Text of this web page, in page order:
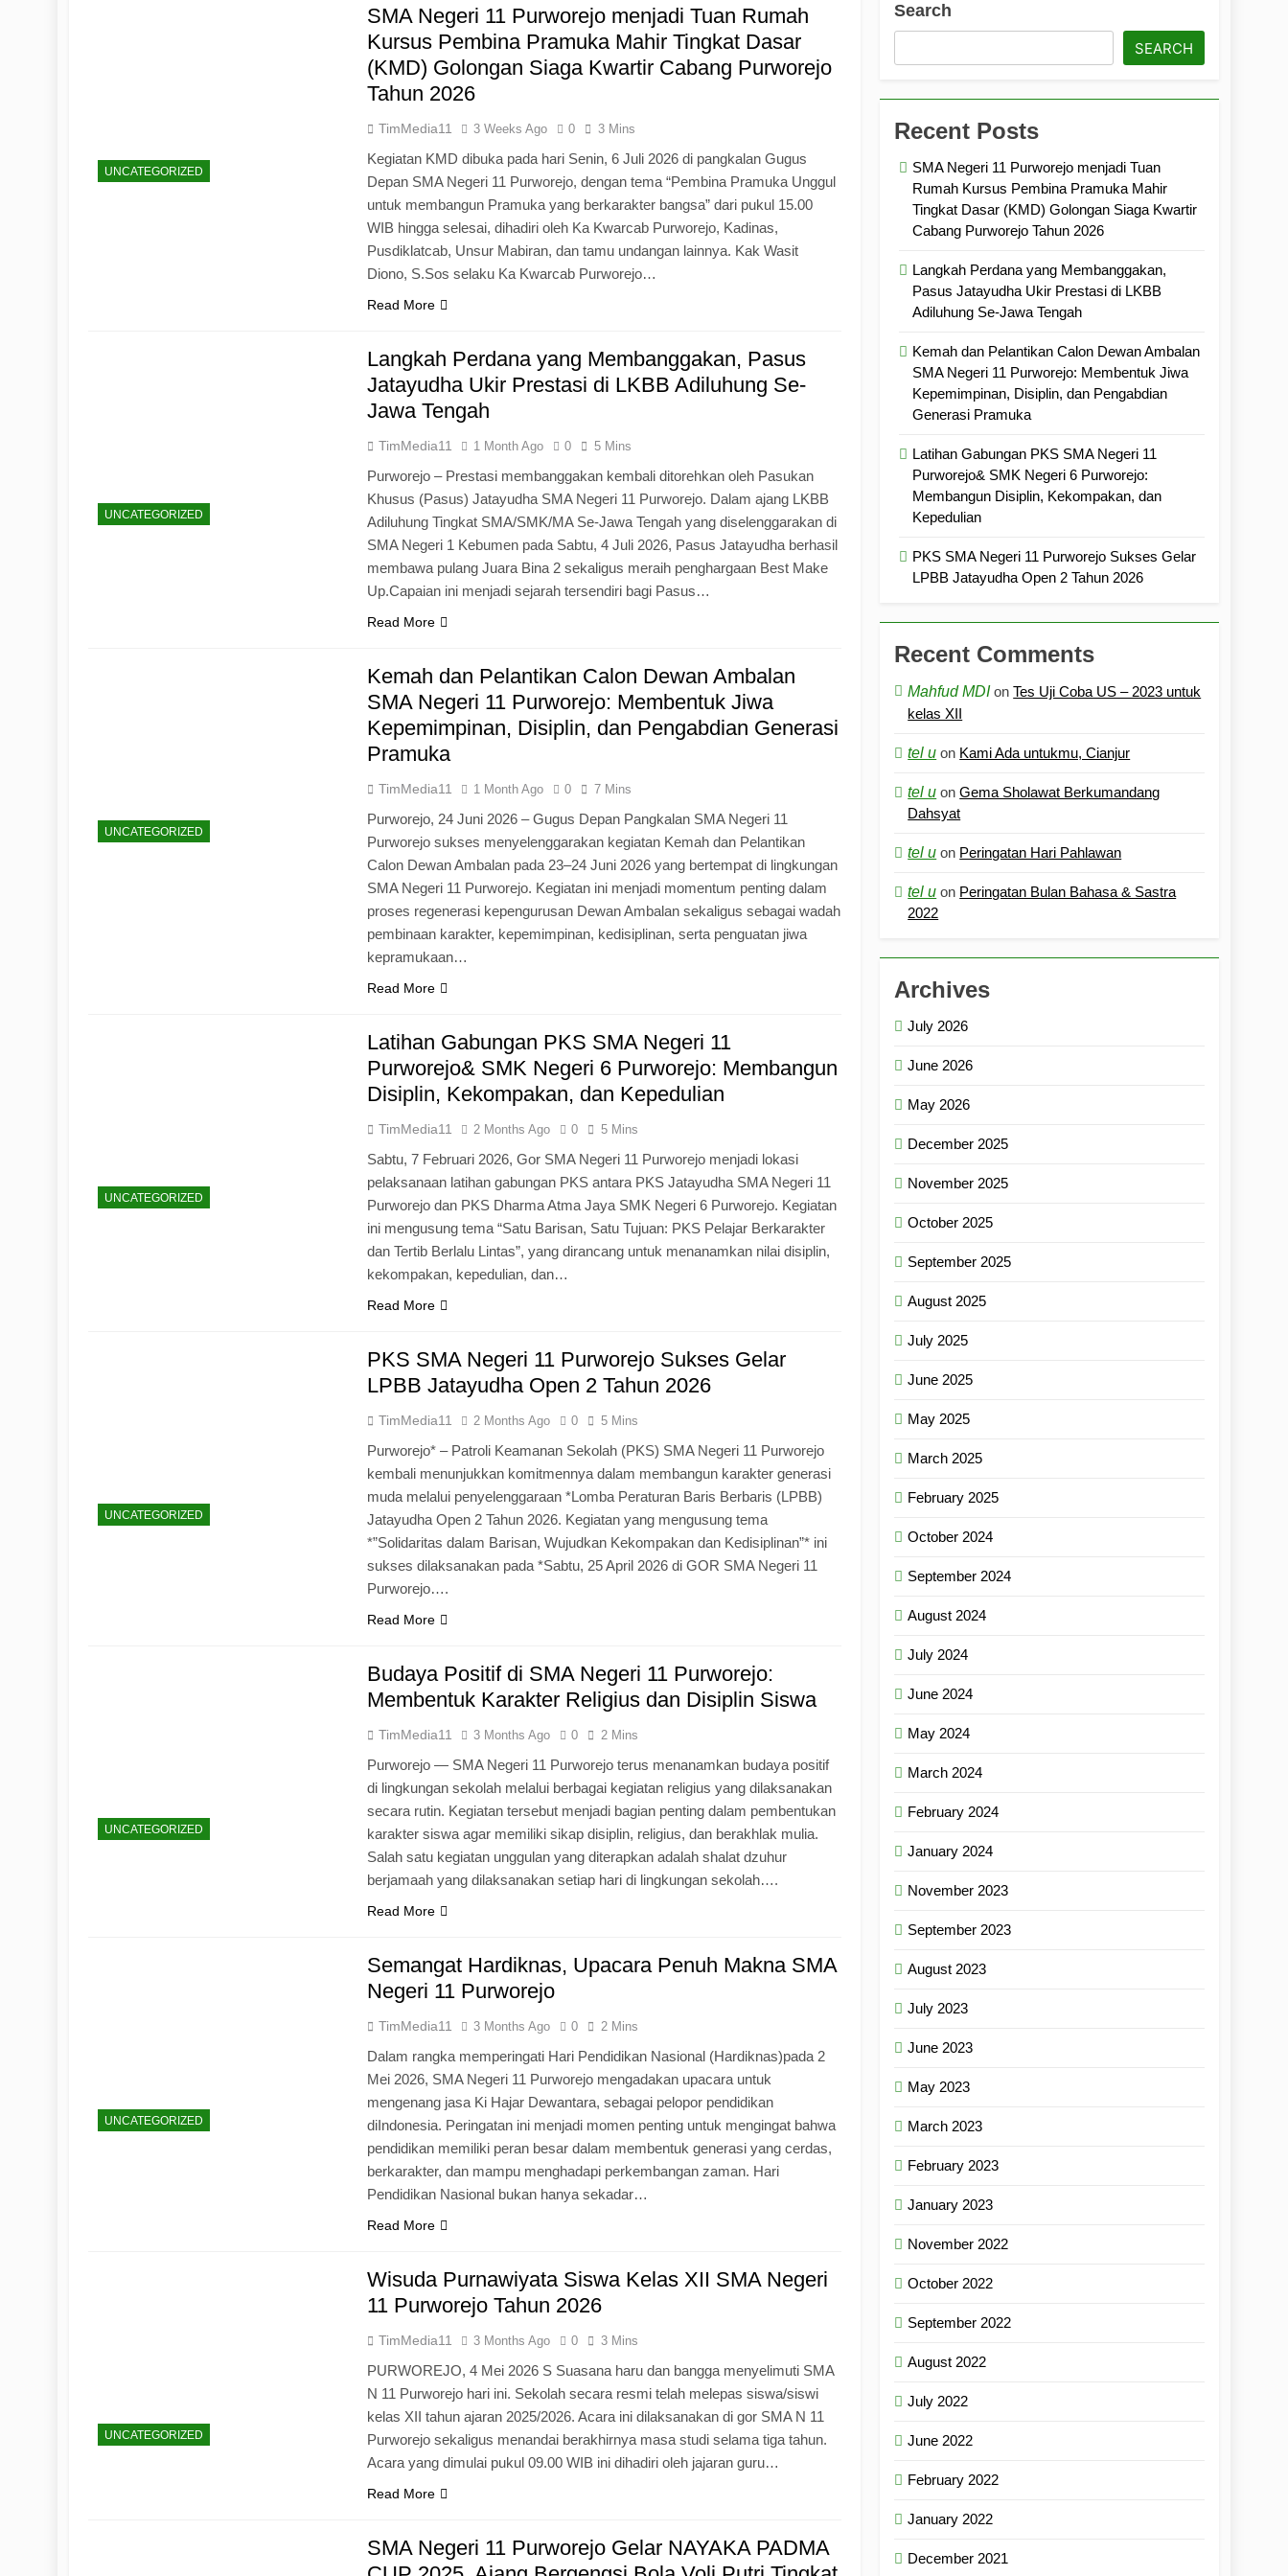
Pengabdian Generasi Pramuka
UNCATEGORIZED
SMA Negeri 11 Purworejo menjadi Tuan Rumah
Kursus Pembina Pramuka Mahir Tingkat Dasar
(KMD) Golongan Siaga Kwartir Cabang Purworejo
Tahun 2026
TimMedia11 3 Weeks Ago 0 3 Mins
Kegiatan KMD dibuka pada hari Senin, 6 Juli 2026 di pangkalan Gugus
Depan SMA Negeri 11 Purworejo, dengan tema “Pembina Pramuka Unggul
untuk membangun Pramuka yang berkarakter bangsa” dari pukul 15.00
WIB hingga selesai, dihadiri oleh Ka Kwarcab Purworejo, Kadinas,
Pusdiklatcab, Unsur Mabiran, dan tamu undangan lainnya. Kak Wasit
Diono, S.Sos selaku Ka Kwarcab Purworejo…
Read More
UNCATEGORIZED
Langkah Perdana yang Membanggakan, Pasus
Jatayudha Ukir Prestasi di LKBB Adiluhung Se-
Jawa Tengah
TimMedia11 1 Month Ago 0 5 Mins
Purworejo – Prestasi membanggakan kembali ditorehkan oleh Pasukan
Khusus (Pasus) Jatayudha SMA Negeri 11 Purworejo. Dalam ajang LKBB
Adiluhung Tingkat SMA/SMK/MA Se-Jawa Tengah yang diselenggarakan di
SMA Negeri 1 Kebumen pada Sabtu, 4 Juli 2026, Pasus Jatayudha berhasil
membawa pulang Juara Bina 2 sekaligus meraih penghargaan Best Make
Up.Capaian ini menjadi sejarah tersendiri bagi Pasus…
Read More
UNCATEGORIZED
Kemah dan Pelantikan Calon Dewan Ambalan
SMA Negeri 11 Purworejo: Membentuk Jiwa
Kepemimpinan, Disiplin, dan Pengabdian Generasi
Pramuka
TimMedia11 1 Month Ago 0 7 Mins
Purworejo, 24 Juni 2026 – Gugus Depan Pangkalan SMA Negeri 11
Purworejo sukses menyelenggarakan kegiatan Kemah dan Pelantikan
Calon Dewan Ambalan pada 23–24 Juni 2026 yang bertempat di lingkungan
SMA Negeri 11 Purworejo. Kegiatan ini menjadi momentum penting dalam
proses regenerasi kepengurusan Dewan Ambalan sekaligus sebagai wadah
pembinaan karakter, kepemimpinan, kedisiplinan, serta penguatan jiwa
kepramukaan…
Read More
UNCATEGORIZED
Latihan Gabungan PKS SMA Negeri 11
Purworejo& SMK Negeri 6 Purworejo: Membangun
Disiplin, Kekompakan, dan Kepedulian
TimMedia11 2 Months Ago 0 5 Mins
Sabtu, 7 Februari 2026, Gor SMA Negeri 11 Purworejo menjadi lokasi
pelaksanaan latihan gabungan PKS antara PKS Jatayudha SMA Negeri 11
Purworejo dan PKS Dharma Atma Jaya SMK Negeri 6 Purworejo. Kegiatan
ini mengusung tema “Satu Barisan, Satu Tujuan: PKS Pelajar Berkarakter
dan Tertib Berlalu Lintas”, yang dirancang untuk menanamkan nilai disiplin,
kekompakan, kepedulian, dan…
Read More
UNCATEGORIZED
PKS SMA Negeri 11 Purworejo Sukses Gelar
LPBB Jatayudha Open 2 Tahun 2026
TimMedia11 2 Months Ago 0 5 Mins
Purworejo* – Patroli Keamanan Sekolah (PKS) SMA Negeri 11 Purworejo
kembali menunjukkan komitmennya dalam membangun karakter generasi
muda melalui penyelenggaraan *Lomba Peraturan Baris Berbaris (LPBB)
Jatayudha Open 2 Tahun 2026. Kegiatan yang mengusung tema
*”Solidaritas dalam Barisan, Wujudkan Kekompakan dan Kedisiplinan”* ini
sukses dilaksanakan pada *Sabtu, 25 April 2026 di GOR SMA Negeri 11
Purworejo….
Read More
UNCATEGORIZED
Budaya Positif di SMA Negeri 11 Purworejo:
Membentuk Karakter Religius dan Disiplin Siswa
TimMedia11 3 Months Ago 0 2 Mins
Purworejo — SMA Negeri 11 Purworejo terus menanamkan budaya positif
di lingkungan sekolah melalui berbagai kegiatan religius yang dilaksanakan
secara rutin. Kegiatan tersebut menjadi bagian penting dalam pembentukan
karakter siswa agar memiliki sikap disiplin, religius, dan berakhlak mulia.
Salah satu kegiatan unggulan yang diterapkan adalah shalat dzuhur
berjamaah yang dilaksanakan setiap hari di lingkungan sekolah….
Read More
UNCATEGORIZED
Semangat Hardiknas, Upacara Penuh Makna SMA
Negeri 11 Purworejo
TimMedia11 3 Months Ago 0 2 Mins
Dalam rangka memperingati Hari Pendidikan Nasional (Hardiknas)pada 2
Mei 2026, SMA Negeri 11 Purworejo mengadakan upacara untuk
mengenang jasa Ki Hajar Dewantara, sebagai pelopor pendidikan
diIndonesia. Peringatan ini menjadi momen penting untuk mengingat bahwa
pendidikan memiliki peran besar dalam membentuk generasi yang cerdas,
berkarakter, dan mampu menghadapi perkembangan zaman. Hari
Pendidikan Nasional bukan hanya sekadar…
Read More
UNCATEGORIZED
Wisuda Purnawiyata Siswa Kelas XII SMA Negeri
11 Purworejo Tahun 2026
TimMedia11 3 Months Ago 0 3 Mins
PURWOREJO, 4 Mei 2026 S Suasana haru dan bangga menyelimuti SMA
N 11 Purworejo hari ini. Sekolah secara resmi telah melepas siswa/siswi
kelas XII tahun ajaran 2025/2026. Acara ini dilaksanakan di gor SMA N 11
Purworejo sekaligus menandai berakhirnya masa studi selama tiga tahun.
Acara yang dimulai pukul 09.00 WIB ini dihadiri oleh jajaran guru…
Read More
SMA Negeri 11 Purworejo Gelar NAYAKA PADMA
Search
SEARCH
Recent Posts
SMA Negeri 11 Purworejo menjadi Tuan
Rumah Kursus Pembina Pramuka Mahir
Tingkat Dasar (KMD) Golongan Siaga Kwartir
Cabang Purworejo Tahun 2026
Langkah Perdana yang Membanggakan,
Pasus Jatayudha Ukir Prestasi di LKBB
Adiluhung Se-Jawa Tengah
Kemah dan Pelantikan Calon Dewan Ambalan
SMA Negeri 11 Purworejo: Membentuk Jiwa
Kepemimpinan, Disiplin, dan Pengabdian
Generasi Pramuka
Latihan Gabungan PKS SMA Negeri 11
Purworejo& SMK Negeri 6 Purworejo:
Membangun Disiplin, Kekompakan, dan
Kepedulian
PKS SMA Negeri 11 Purworejo Sukses Gelar
LPBB Jatayudha Open 2 Tahun 2026
Recent Comments
Mahfud MDIonTes Uji Coba US – 2023 untuk
kelas XII
tel u on Kami Ada untukmu, Cianjur
tel u onGema Sholawat Berkumandang
Dahsyat
tel u on Peringatan Hari Pahlawan
tel u on Peringatan Bulan Bahasa & Sastra
2022
Archives
July 2026
June 2026
May 2026
December 2025
November 2025
October 2025
September 2025
August 2025
July 2025
June 2025
May 2025
March 2025
February 2025
October 2024
September 2024
August 2024
July 2024
June 2024
May 2024
March 2024
February 2024
January 2024
November 2023
September 2023
August 2023
July 2023
June 2023
May 2023
March 2023
February 2023
January 2023
November 2022
October 2022
September 2022
August 2022
July 2022
June 2022
February 2022
January 2022
December 2021